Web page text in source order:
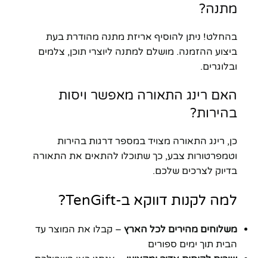
מתנה?
בהחלט! ניתן להוסיף אריזת מתנה מהודרת בעת
ביצוע ההזמנה. מושלם למתנה ליוצרי תוכן, צלמים
ובלוגרים.
האם רינג התאורה מאפשר ויסות
בהירות?
כן, רינג התאורה מצויד במספר דרגות בהירות
וטמפרטורות צבע, כך שתוכלו להתאים את התאורה
בדיוק לצרכים שלכם.
למה לקנות דווקא ב-TenGift?
משלוחים מהירים לכל הארץ – קבלו את המוצר עד
הבית תוך ימים ספורים